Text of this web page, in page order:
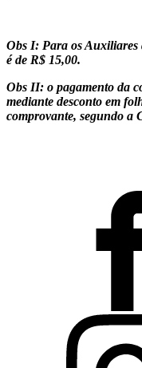
Obs I: Para os Auxiliares
é de R$ 15,00.
Obs II: o pagamento da
mediante desconto em
comprovante, segundo a